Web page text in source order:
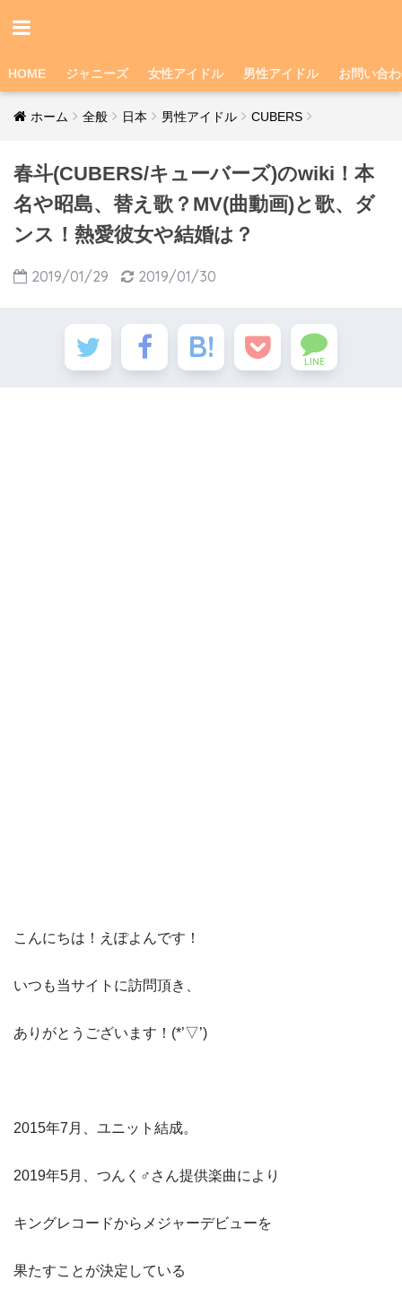
HOME ジャニーズ 女性アイドル 男性アイドル お問い合
ホーム 全般 日本 男性アイドル CUBERS
春斗(CUBERS/キューバーズ)のwiki！本
名や昭島、替え歌？MV(曲動画)と歌、ダ
ンス！熱愛彼女や結婚は？
2019/01/29 2019/01/30
LINE
​こんにちは！えぽよんです！
​いつも当サイト​に訪問頂き、​
ありがとうございます！(*’▽’)​​
2015年7月、ユニット結成。
2019年5月、つんく♂さん提供楽曲により
キングレコードからメジャーデビューを
果たすことが決定している